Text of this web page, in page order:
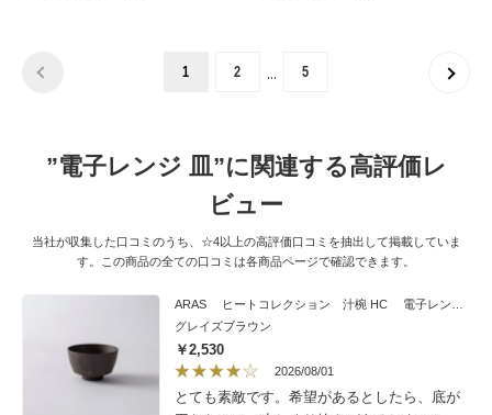
1 2 … 5
”電子レンジ 皿”に関連する高評価レ
ビュー
当社が収集した口コミのうち、☆4以上の高評価口コミを抽出して掲載していま
す。この商品の全ての口コミは各商品ページで確認できます。
グレイズブラウン
￥2,530
2026/08/01
とても素敵です。希望があるとしたら、底が